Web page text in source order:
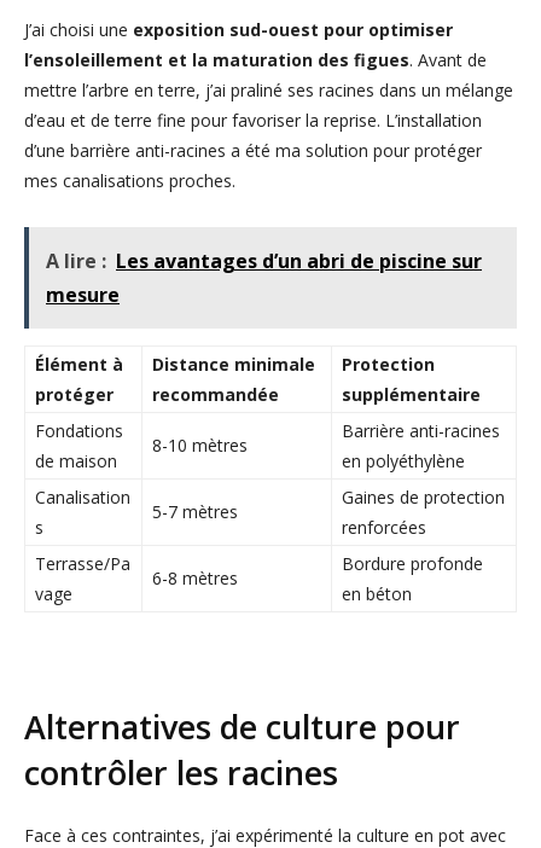
J’ai choisi une exposition sud-ouest pour optimiser
l’ensoleillement et la maturation des figues. Avant de
mettre l’arbre en terre, j’ai praliné ses racines dans un mélange
d’eau et de terre fine pour favoriser la reprise. L’installation
d’une barrière anti-racines a été ma solution pour protéger
mes canalisations proches.
A lire : Les avantages d’un abri de piscine sur
mesure
Élément à
protéger
Distance minimale
recommandée
Protection
supplémentaire
Fondations
de maison
8-10 mètres
Barrière anti-racines
en polyéthylène
Canalisation
s
5-7 mètres
Gaines de protection
renforcées
Terrasse/Pa
vage
6-8 mètres
Bordure profonde
en béton
Alternatives de culture pour
contrôler les racines
Face à ces contraintes, j’ai expérimenté la culture en pot avec